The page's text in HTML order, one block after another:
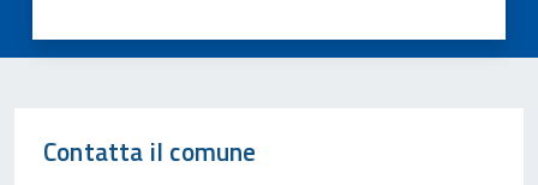
Contatta il comune